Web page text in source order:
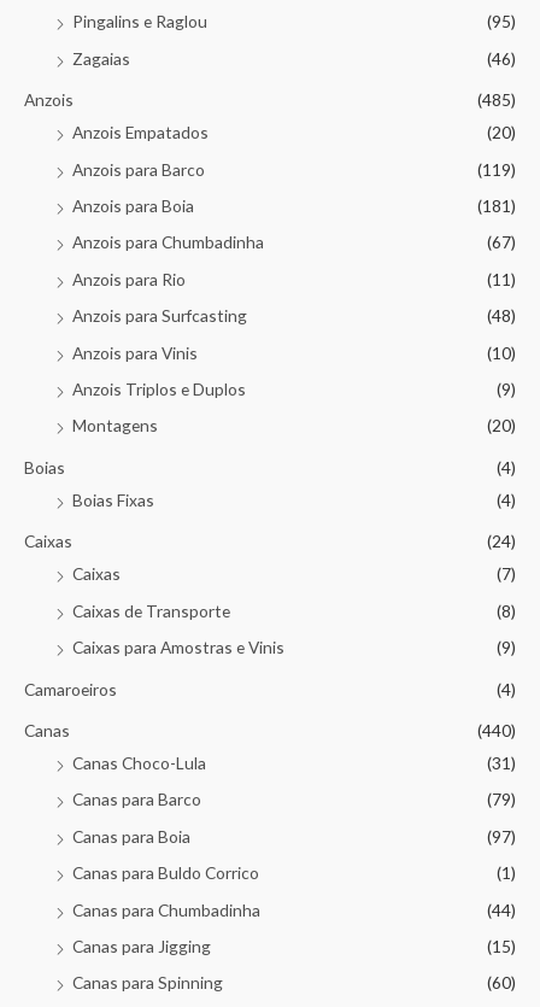
Pingalins e Raglou
(95)
Zagaias
(46)
Anzois
(485)
Anzois Empatados
(20)
Anzois para Barco
(119)
Anzois para Boia
(181)
Anzois para Chumbadinha
(67)
Anzois para Rio
(11)
Anzois para Surfcasting
(48)
Anzois para Vinis
(10)
Anzois Triplos e Duplos
(9)
Montagens
(20)
Boias
(4)
Boias Fixas
(4)
Caixas
(24)
Caixas
(7)
Caixas de Transporte
(8)
Caixas para Amostras e Vinis
(9)
Camaroeiros (4)
Canas
(440)
Canas Choco-Lula
(31)
Canas para Barco
(79)
Canas para Boia
(97)
Canas para Buldo Corrico
(1)
Canas para Chumbadinha
(44)
Canas para Jigging
(15)
Canas para Spinning
(60)